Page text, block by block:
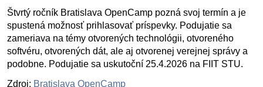
Štvrtý ročník Bratislava OpenCamp pozná svoj termín a je
spustená možnosť prihlasovať príspevky. Podujatie sa
zameriava na témy otvorených technológii, otvoreného
softvéru, otvorených dát, ale aj otvorenej verejnej správy a
podobne. Podujatie sa uskutoční 25.4.2026 na FIIT STU.
Zdroj: Bratislava OpenCamp